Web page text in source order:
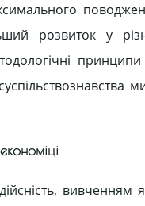
розвиток у
вивченням